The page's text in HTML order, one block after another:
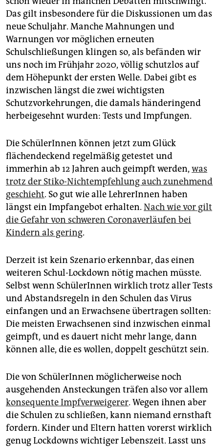
Das gilt insbesondere für die Diskussionen um das
neue Schuljahr. Manche Mahnungen und
Warnungen vor möglichen erneuten
Schulschließungen klingen so, als befänden wir
uns noch im Frühjahr 2020, völlig schutzlos auf
dem Höhepunkt der ersten Welle. Dabei gibt es
inzwischen längst die zwei wichtigsten
Schutzvorkehrungen, die damals händeringend
herbeigesehnt wurden: Tests und Impfungen.
Die SchülerInnen können jetzt zum Glück
flächendeckend regelmäßig getestet und
immerhin ab 12 Jahren auch geimpft werden, was
trotz der Stiko-Nichtempfehlung auch zunehmend
geschieht. So gut wie alle LehrerInnen haben
längst ein Impfangebot erhalten. Nach wie vor gilt
die Gefahr von schweren Coronaverläufen bei
Kindern als gering.
Derzeit ist kein Szenario erkennbar, das einen
weiteren Schul-Lockdown nötig machen müsste.
Selbst wenn SchülerInnen wirklich trotz aller Tests
und Abstandsregeln in den Schulen das Virus
einfangen und an Erwachsene übertragen sollten:
Die meisten Erwachsenen sind inzwischen einmal
geimpft, und es dauert nicht mehr lange, dann
können alle, die es wollen, doppelt geschützt sein.
Die von SchülerInnen möglicherweise noch
ausgehenden Ansteckungen träfen also vor allem
konsequente Impfverweigerer. Wegen ihnen aber
die Schulen zu schließen, kann niemand ernsthaft
fordern. Kinder und Eltern hatten vorerst wirklich
genug Lockdowns wichtiger Lebenszeit. Lasst uns